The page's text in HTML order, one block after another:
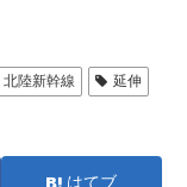
北陸新幹線 延伸
はてブ